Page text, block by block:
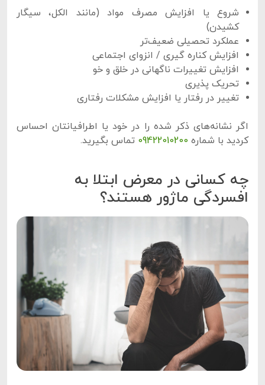
شروع یا افزایش مصرف مواد (مانند الکل، سیگار
کشیدن)
عملکرد تحصیلی ضعیف‌تر
افزایش کناره گیری / انزوای اجتماعی
افزایش تغییرات ناگهانی در خلق و خو
تحریک پذیری
تغییر در رفتار یا افزایش مشکلات رفتاری
اگر نشانه‌های ذکر شده را در خود یا اطرافیانتان احساس
کردید با شماره 09422010200 تماس بگیرید.
چه کسانی در معرض ابتلا به
افسردگی ماژور هستند؟